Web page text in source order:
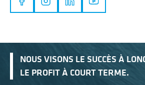
NOUS VISONS LE SUCCÈS À
LE PROFIT À COURT TERME.